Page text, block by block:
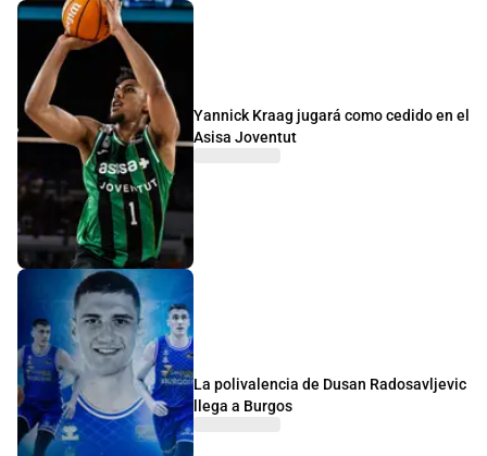
Yannick Kraag jugará como cedido en el
Asisa Joventut
La polivalencia de Dusan Radosavljevic
llega a Burgos